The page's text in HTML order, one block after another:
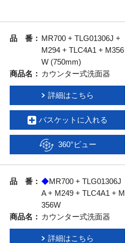
品 番： MR700 + TLG01306J +
M294 + TLC4A1 + M356
W (750mm)
商品名： カウンター式洗面器
詳細はこちら
バスケットに入れる
360°ビュー
品 番： ◆MR700 + TLG01306J
A + M249 + TLC4A1 + M
356W
商品名： カウンター式洗面器
詳細はこちら